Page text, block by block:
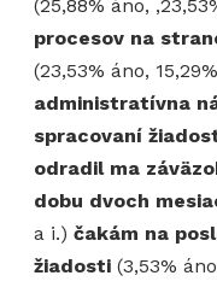
(25,88% áno,
procesov na
(23,53% áno,
administratívna
spracovaní
odradil ma
dobu dvoch
a i.) čakám na
žiadosti (3,53%